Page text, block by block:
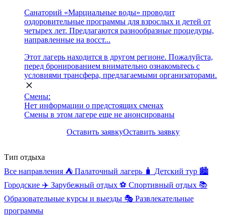
Санаторий «Марциальные воды» проводит
оздоровительные программы для взрослых и детей от
четырех лет. Предлагаются разнообразные процедуры,
направленные на восст...
Этот лагерь находится в другом регионе. Пожалуйста,
перед бронированием внимательно ознакомьтесь с
условиями трансфера, предлагаемыми организаторами.
Смены:
Нет информации о предстоящих сменах
Смены в этом лагере еще не анонсированы
Оставить заявкуОставить заявку
Тип отдыха
Все направления ⛺ Палаточный лагерь 🧳 Детский тур 🏙️
Городские ✈️ Зарубежный отдых ⚽ Спортивный отдых 📚
Образовательные курсы и выезды 🎭 Развлекательные
программы